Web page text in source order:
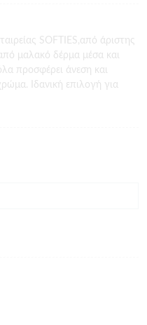
SOFTIES,από άριστης
μαλακό δέρμα μέσα και
προσφέρει άνεση και
Ιδανική επιλογή για